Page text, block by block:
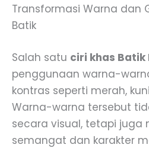
Transformasi Warna dan
Batik
Salah satu ciri khas Batik
penggunaan warna-
kontras seperti merah,
Warna-warna tersebut
secara visual, tetapi juga
semangat dan karakter